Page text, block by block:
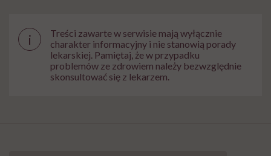
i
Treści zawarte w serwisie mają wyłącznie
charakter informacyjny i nie stanowią porady
lekarskiej. Pamiętaj, że w przypadku
problemów ze zdrowiem należy bezwzględnie
skonsultować się z lekarzem.